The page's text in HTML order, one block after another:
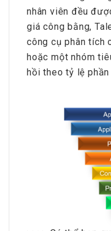
nhân viên đều
giá công bằng,
công cụ phân tích
hoặc một nhóm
hồi theo tỷ lệ